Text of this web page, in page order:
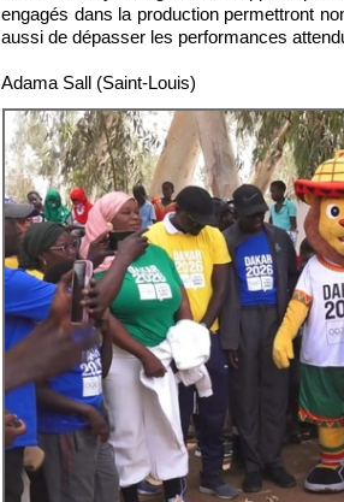
engagés dans la production permettront
aussi de dépasser les performances
Adama Sall (Saint-Louis)